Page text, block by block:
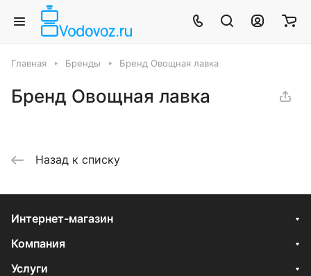
Главная Бренды Бренд Овощная лавка
Бренд Овощная лавка
Назад к списку
Интернет-магазин
Компания
Услуги